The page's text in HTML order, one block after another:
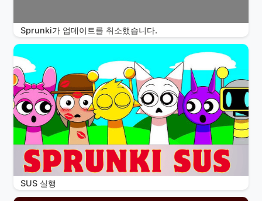
Sprunki가 업데이트를 취소했습니다.
SUS 실행